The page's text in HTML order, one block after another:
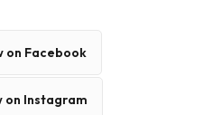
on Facebook
on Instagram